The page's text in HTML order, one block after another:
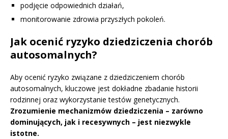
podjęcie odpowiednich działań,
monitorowanie zdrowia przyszłych pokoleń.
Jak ocenić ryzyko dziedziczenia chorób
autosomalnych?
Aby ocenić ryzyko związane z dziedziczeniem chorób
autosomalnych, kluczowe jest dokładne zbadanie historii
rodzinnej oraz wykorzystanie testów genetycznych.
Zrozumienie mechanizmów dziedziczenia – zarówno
dominujących, jak i recesywnych – jest niezwykle
istotne.